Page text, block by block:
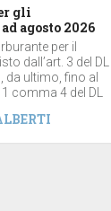
gli
agosto 2026
per il
dall’art. 3 del DL
ultimo, fino al
comma 4 del DL